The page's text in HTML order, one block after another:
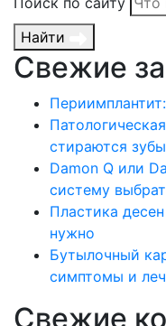
Найти
Свежие
стираются
Damon Q или
систему
Пластика
нужно
Бутылочный
симптомы и
Свежие